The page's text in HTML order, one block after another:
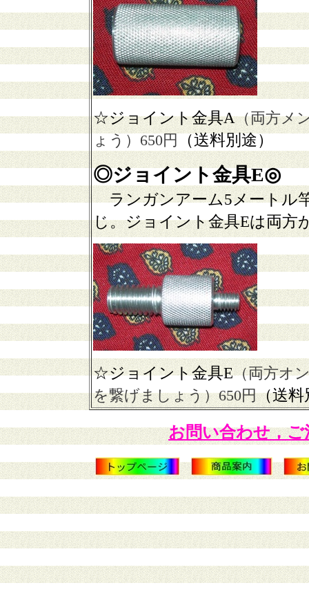
☆ジョイント金具A（両方メ
ょう）650円（送料別途）
◎ジョイント金具E◎
ランガンアーム5メートル
じ。ジョイント金具Eは両方
☆ジョイント金具E（両方オ
を繋げましょう）650円（送料
お問い合わせ，